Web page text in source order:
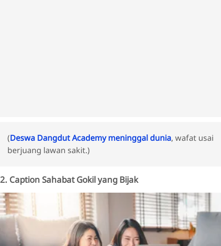
(Deswa Dangdut Academy meninggal dunia, wafat usai
berjuang lawan sakit.)
2. Caption Sahabat Gokil yang Bijak